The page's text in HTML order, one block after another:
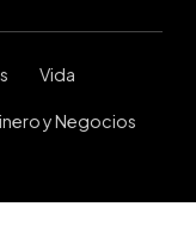
Vida
y Negocios